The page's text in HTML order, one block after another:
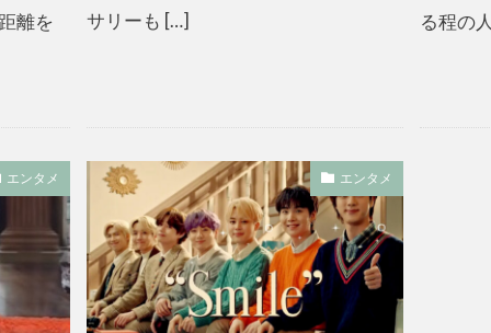
離を
サリーも […]
る程の
エンタメ エンタメ